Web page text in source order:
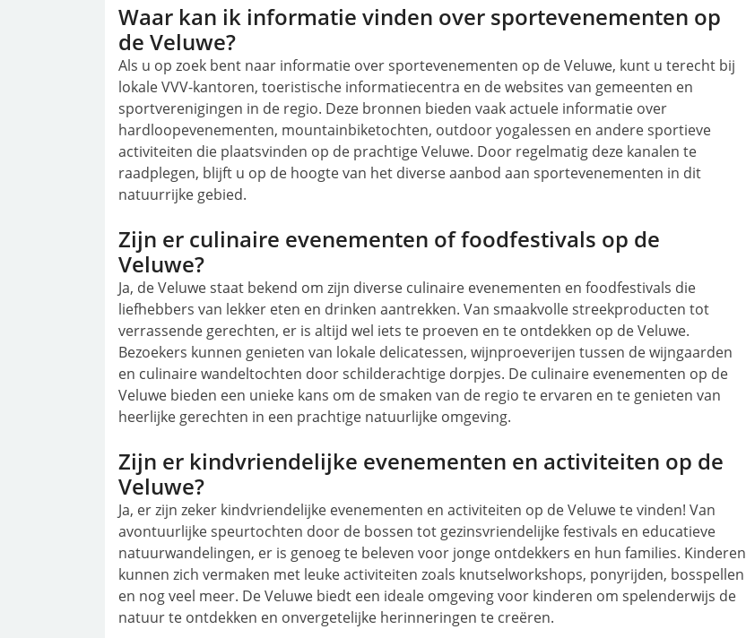
Waar kan ik informatie vinden over sportevenementen op
de Veluwe?
Als u op zoek bent naar informatie over sportevenementen op de Veluwe, kunt u terecht bij
lokale VVV-kantoren, toeristische informatiecentra en de websites van gemeenten en
sportverenigingen in de regio. Deze bronnen bieden vaak actuele informatie over
hardloopevenementen, mountainbiketochten, outdoor yogalessen en andere sportieve
activiteiten die plaatsvinden op de prachtige Veluwe. Door regelmatig deze kanalen te
raadplegen, blijft u op de hoogte van het diverse aanbod aan sportevenementen in dit
natuurrijke gebied.
Zijn er culinaire evenementen of foodfestivals op de
Veluwe?
Ja, de Veluwe staat bekend om zijn diverse culinaire evenementen en foodfestivals die
liefhebbers van lekker eten en drinken aantrekken. Van smaakvolle streekproducten tot
verrassende gerechten, er is altijd wel iets te proeven en te ontdekken op de Veluwe.
Bezoekers kunnen genieten van lokale delicatessen, wijnproeverijen tussen de wijngaarden
en culinaire wandeltochten door schilderachtige dorpjes. De culinaire evenementen op de
Veluwe bieden een unieke kans om de smaken van de regio te ervaren en te genieten van
heerlijke gerechten in een prachtige natuurlijke omgeving.
Zijn er kindvriendelijke evenementen en activiteiten op de
Veluwe?
Ja, er zijn zeker kindvriendelijke evenementen en activiteiten op de Veluwe te vinden! Van
avontuurlijke speurtochten door de bossen tot gezinsvriendelijke festivals en educatieve
natuurwandelingen, er is genoeg te beleven voor jonge ontdekkers en hun families. Kinderen
kunnen zich vermaken met leuke activiteiten zoals knutselworkshops, ponyrijden, bosspellen
en nog veel meer. De Veluwe biedt een ideale omgeving voor kinderen om spelenderwijs de
natuur te ontdekken en onvergetelijke herinneringen te creëren.